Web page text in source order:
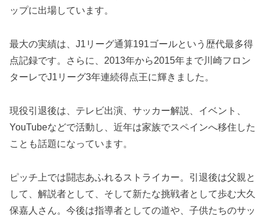
ップに出場しています。
最大の実績は、J1リーグ通算191ゴールという歴代最多得
点記録です。さらに、2013年から2015年まで川崎フロン
ターレでJ1リーグ3年連続得点王に輝きました。
現役引退後は、テレビ出演、サッカー解説、イベント、
YouTubeなどで活動し、近年は家族でスペインへ移住した
ことも話題になっています。
ピッチ上では闘志あふれるストライカー。引退後は父親と
して、解説者として、そして新たな挑戦者として歩む大久
保嘉人さん。今後は指導者としての道や、子供たちのサッ